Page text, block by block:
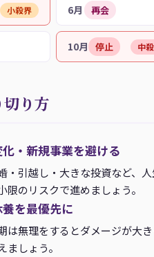
小殺界 6月 再会
10月 停止 中
り方
・新規事業を避ける
・引越し・大きな投資など、
限のリスクで進めましょう。
を最優先に
は無理をするとダメージが大
ましょう。